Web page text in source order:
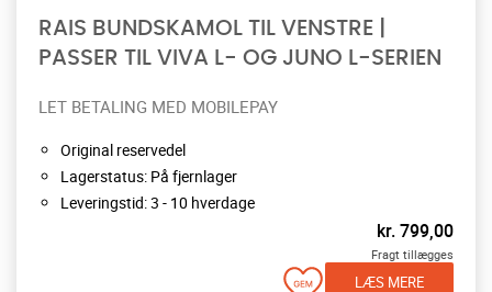
RAIS BUNDSKAMOL TIL VENSTRE |
PASSER TIL VIVA L- OG JUNO L-SERIEN
LET BETALING MED MOBILEPAY
Original reservedel
Lagerstatus: På fjernlager
Leveringstid: 3 - 10 hverdage
kr.799,00
Fragt tillægges
LÆS MERE